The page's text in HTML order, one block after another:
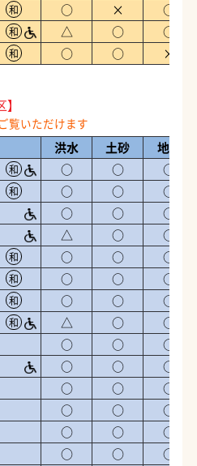
和 ○ ×
○
和 △ ○
○
和 ○ ○ ×
洪水 土砂
地震
和 ○ ○
○
和 ○ ○
○
○ ○
○
△ ○
○
和 ○ ○
○
和 ○ ○
○
和 ○ ○
○
和 △ ○
○
○ ○
○
○ ○
○
○ ○
○
○ ○
○
○ ○
○
○ ○
○